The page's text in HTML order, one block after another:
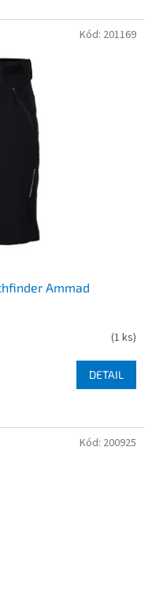
Ammad
(1 ks)
DETAIL
Kód: 201169
Kód: 200925